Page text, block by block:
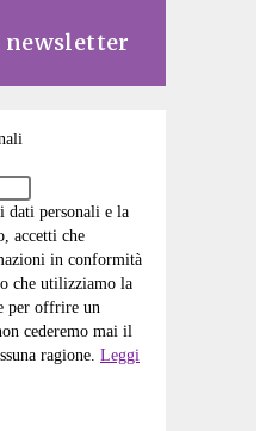
dati personali e la
accetti che
in conformità
che utilizziamo la
per offrire un
cederemo mai il
ragione. Leggi